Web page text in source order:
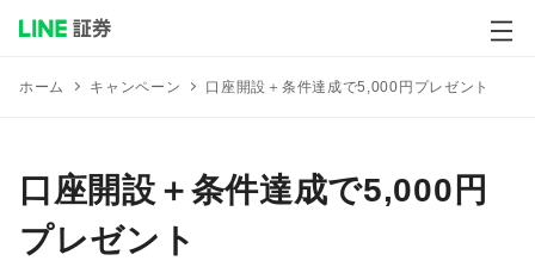
ホーム キャンペーン 口座開設＋条件達成で5,000円プレゼント
口座開設＋条件達成で5,000円
プレゼント